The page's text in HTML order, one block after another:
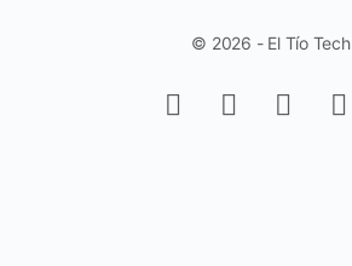
© 2026 - El Tío Tech